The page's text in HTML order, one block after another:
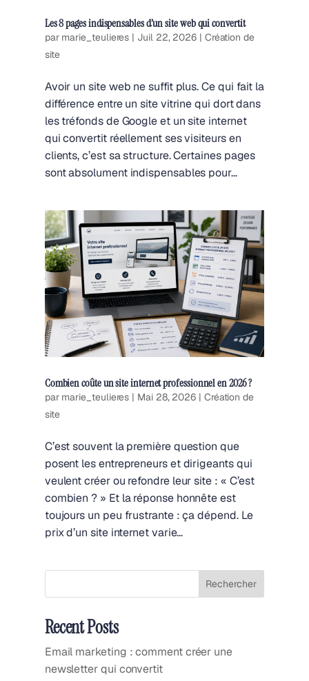
Les 8 pages indispensables d’un site web qui convertit
par marie_teulieres | Juil 22, 2026 | Création de
site
Avoir un site web ne suffit plus. Ce qui fait la
différence entre un site vitrine qui dort dans
les tréfonds de Google et un site internet
qui convertit réellement ses visiteurs en
clients, c’est sa structure. Certaines pages
sont absolument indispensables pour...
Combien coûte un site internet professionnel en 2026 ?
par marie_teulieres | Mai 28, 2026 | Création de
site
C’est souvent la première question que
posent les entrepreneurs et dirigeants qui
veulent créer ou refondre leur site : « C’est
combien ? » Et la réponse honnête est
toujours un peu frustrante : ça dépend. Le
prix d’un site internet varie...
Rechercher
Recent Posts
Email marketing : comment créer une
newsletter qui convertit